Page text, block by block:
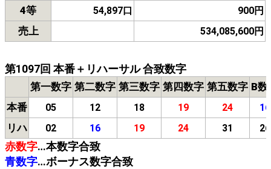
4等 54,897口 900円
売上 534,085,600円
第1097回 本番＋リハーサル 合致数字
第一数字 第二数字 第三数字 第四数字 第五数字 B数
本番
05 12 18 19 24 16
リハ 02 16 19 24 31 26
赤数字…本数字合致
青数字…ボーナス数字合致